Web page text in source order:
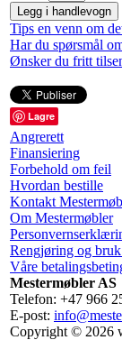
Legg i handlevogn
Tips en venn om
Har du spørsmål
Ønsker du fritt
Lagre
Angrerett
Finansiering
Forbehold om feil
Hvordan bestille
Kontakt
Om Mestermøbler
Rengjøring og
Våre
Mestermøbler AS
Telefon: +47 966
E-post:
Copyright © 2026